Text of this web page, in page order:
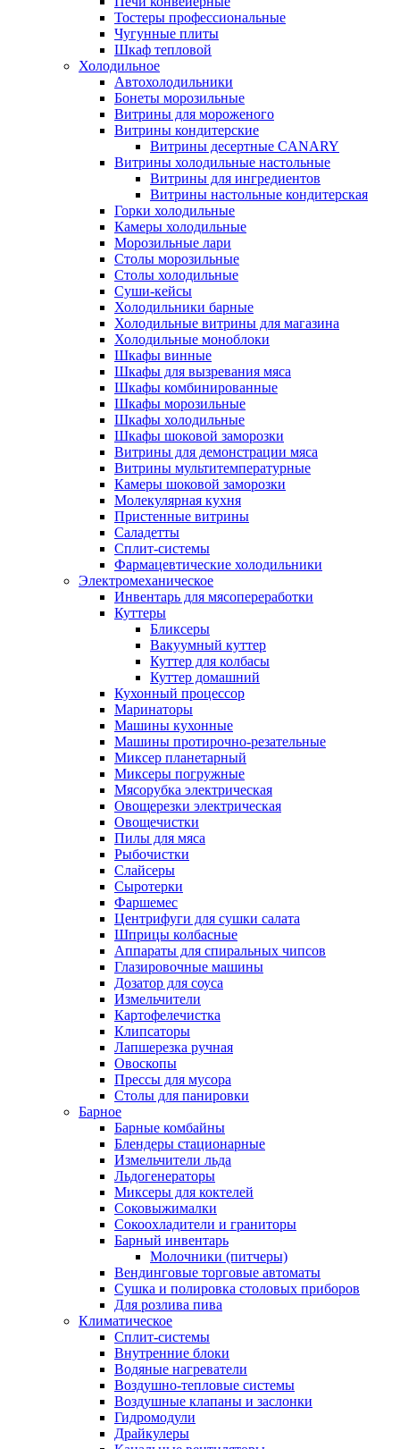
Тостеры профессиональные
Чугунные плиты
Шкаф тепловой
Холодильное
Автохолодильники
Бонеты морозильные
Витрины для мороженого
Витрины кондитерские
Витрины десертные CANARY
Витрины холодильные настольные
Витрины для ингредиентов
Витрины настольные кондитерская
Горки холодильные
Камеры холодильные
Морозильные лари
Столы морозильные
Столы холодильные
Суши-кейсы
Холодильники барные
Холодильные витрины для магазина
Холодильные моноблоки
Шкафы винные
Шкафы для вызревания мяса
Шкафы комбинированные
Шкафы морозильные
Шкафы холодильные
Шкафы шоковой заморозки
Витрины для демонстрации мяса
Витрины мультитемпературные
Камеры шоковой заморозки
Молекулярная кухня
Пристенные витрины
Саладетты
Сплит-системы
Фармацевтические холодильники
Электромеханическое
Инвентарь для мясопереработки
Куттеры
Бликсеры
Вакуумный куттер
Куттер для колбасы
Куттер домашний
Кухонный процессор
Маринаторы
Машины кухонные
Машины протирочно-резательные
Миксер планетарный
Миксеры погружные
Мясорубка электрическая
Овощерезки электрическая
Овощечистки
Пилы для мяса
Рыбочистки
Слайсеры
Сыротерки
Фаршемес
Центрифуги для сушки салата
Шприцы колбасные
Аппараты для спиральных чипсов
Глазировочные машины
Дозатор для соуса
Измельчители
Картофелечистка
Клипсаторы
Лапшерезка ручная
Овоскопы
Прессы для мусора
Столы для панировки
Барное
Барные комбайны
Блендеры стационарные
Измельчители льда
Льдогенераторы
Миксеры для коктелей
Соковыжималки
Сокоохладители и граниторы
Барный инвентарь
Молочники (питчеры)
Вендинговые торговые автоматы
Сушка и полировка столовых приборов
Для розлива пива
Климатическое
Сплит-системы
Внутренние блоки
Водяные нагреватели
Воздушно-тепловые системы
Воздушные клапаны и заслонки
Гидромодули
Драйкулеры